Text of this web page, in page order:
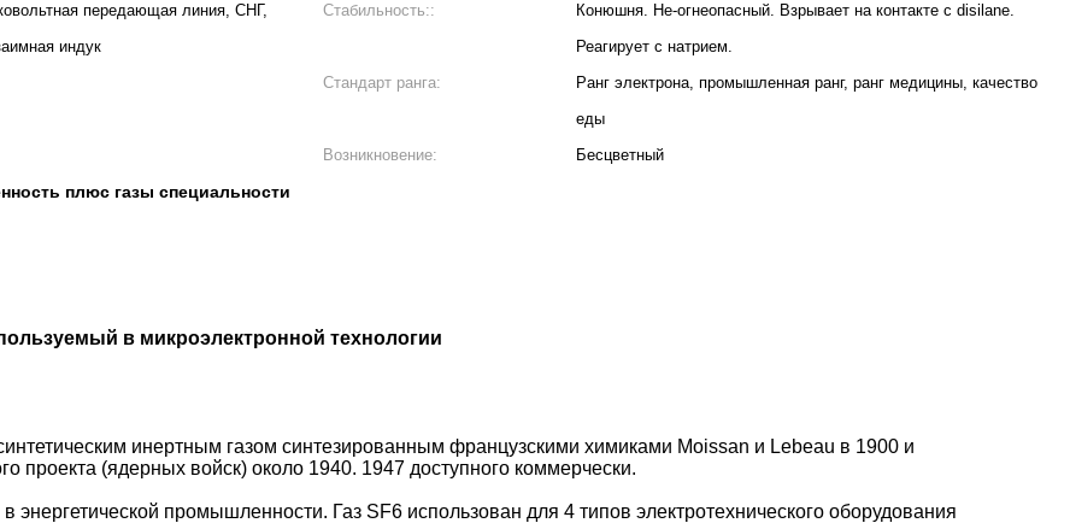
передающая линия, СНГ,
большая катушка кабеля, взаимная индук
Стабильность::
Конюшня. Не-огнеопасный. Взрывает на контакте с disilane.
Реагирует с натрием.
Стандарт ранга:
Ранг электрона, промышленная ранг, ранг медицины, качество
еды
Возникновение:
Бесцветный
плюс газы специальности
в микроэлектронной технологии
инертным газом синтезированным французскими химиками Moissan и Lebeau в 1900 и
(ядерных войск) около 1940. 1947 доступного коммерчески.
промышленности. Газ SF6 использован для 4 типов электротехнического оборудования